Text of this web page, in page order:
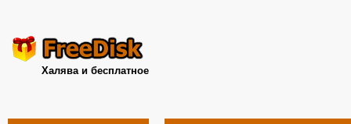
Халява и бесплатное